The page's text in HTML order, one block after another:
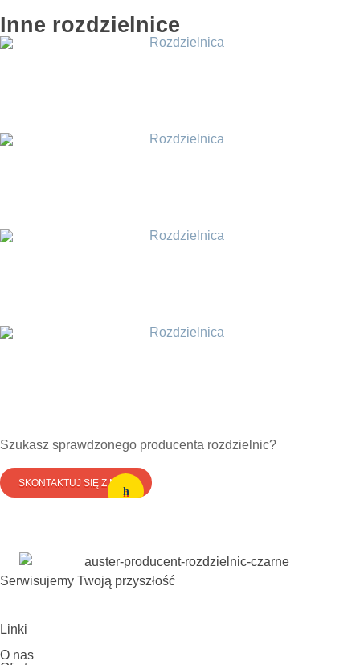
Inne rozdzielnice
Szukasz sprawdzonego producenta rozdzielnic?
SKONTAKTUJ SIĘ Z NAMI
Serwisujemy Twoją przyszłość
Linki
O nas